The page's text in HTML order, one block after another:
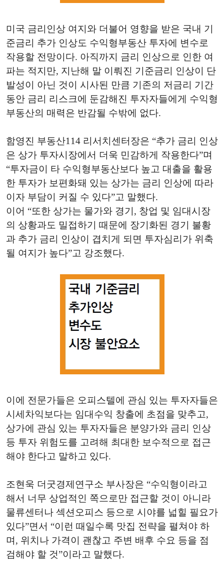
미국 금리인상 여지와 더불어 영향을 받은 국내 기
준금리 추가 인상도 수익형부동산 투자에 변수로
작용할 전망이다. 아직까지 금리 인상으로 인한 여
파는 적지만, 지난해 말 이뤄진 기준금리 인상이 단
발성이 아닌 것이 시사된 만큼 기존의 저금리 기간
동안 금리 리스크에 둔감해진 투자자들에게 수익형
부동산의 매력은 반감될 수밖에 없다.
함영진 부동산114 리서치센터장은 “추가 금리 인상
은 상가 투자시장에서 더욱 민감하게 작용한다”며
“투자금이 타 수익형부동산보다 높고 대출을 활용
한 투자가 보편화돼 있는 상가는 금리 인상에 따라
이자 부담이 커질 수 있다”고 말했다.
이어 “또한 상가는 물가와 경기, 창업 및 임대시장
의 상황과도 밀접하기 때문에 장기화된 경기 불황
과 추가 금리 인상이 겹치게 되면 투자심리가 위축
될 여지가 높다”고 강조했다.
이에 전문가들은 오피스텔에 관심 있는 투자자들은
시세차익보다는 임대수익 창출에 초점을 맞추고,
상가에 관심 있는 투자자들은 분양가와 금리 인상
등 투자 위험도를 고려해 최대한 보수적으로 접근
해야 한다고 말하고 있다.
조현욱 더굿경제연구소 부사장은 “수익형이라고
해서 너무 상업적인 쪽으로만 접근할 것이 아니라
물류센터나 섹션오피스 등으로 시야를 넓힐 필요가
있다”면서 “이런 때일수록 맛집 전략을 펼쳐야 하
며, 위치나 가격이 괜찮고 주변 배후 수요 등을 점
검해야 할 것”이라고 말했다.